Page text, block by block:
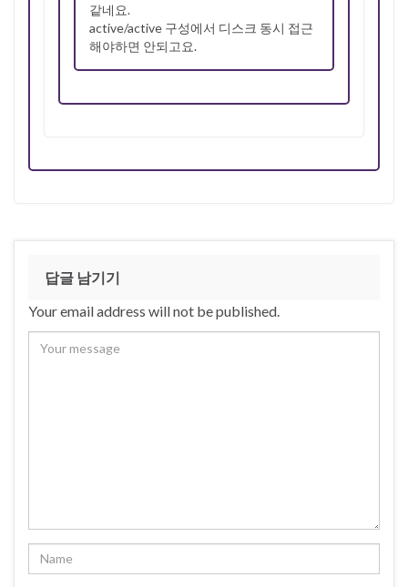
같네요.
active/active 구성에서 디스크 동시 접근
해야하면 안되고요.
답글 남기기
Your email address will not be published.